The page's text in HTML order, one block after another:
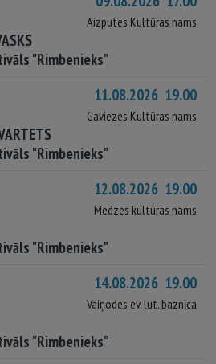
Aizputes Kultūras nams
"Rimbenieks"
11.08.2026 19.00
Gaviezes Kultūras nams
"Rimbenieks"
12.08.2026 19.00
Medzes kultūras nams
"Rimbenieks"
14.08.2026 19.00
Vaiņodes ev. lut. baznīca
"Rimbenieks"